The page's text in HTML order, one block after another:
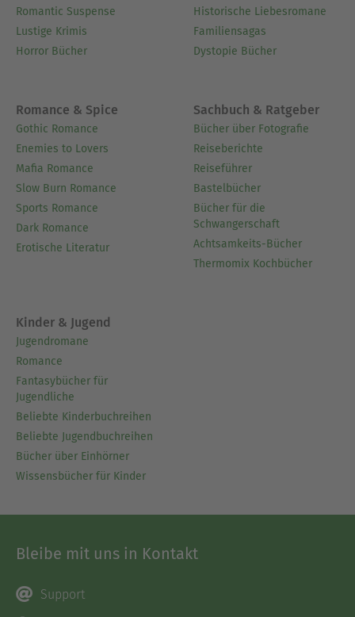
Romantic Suspense
Lustige Krimis
Horror Bücher
Historische Liebesromane
Familiensagas
Dystopie Bücher
Romance & Spice
Gothic Romance
Enemies to Lovers
Mafia Romance
Slow Burn Romance
Sports Romance
Dark Romance
Erotische Literatur
Sachbuch & Ratgeber
Bücher über Fotografie
Reiseberichte
Reiseführer
Bastelbücher
Bücher für die
Schwangerschaft
Achtsamkeits-Bücher
Thermomix Kochbücher
Kinder & Jugend
Jugendromane
Romance
Fantasybücher für
Jugendliche
Beliebte Kinderbuchreihen
Beliebte Jugendbuchreihen
Bücher über Einhörner
Wissensbücher für Kinder
Bleibe mit uns in Kontakt
Support